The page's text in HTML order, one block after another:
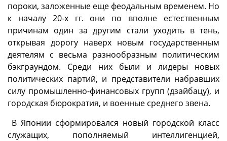
пороки, заложенные еще феодальным временем. Но
к началу 20-х гг. они по вполне естественным
причинам один за другим стали уходить в тень,
открывая дорогу наверх новым государственным
деятелям с весьма разнообразным политическим
бэкграундом. Среди них были и лидеры новых
политических партий, и представители набравших
силу промышленно-финансовых групп (дзайбацу), и
городская бюрократия, и военные среднего звена.
В Японии сформировался новый городской класс
служащих, пополняемый интеллигенцией,